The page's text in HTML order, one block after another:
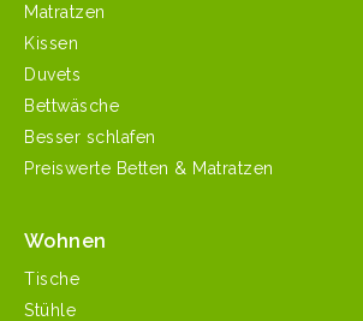
Matratzen
Kissen
Duvets
Bettwäsche
Besser schlafen
Preiswerte Betten & Matratzen
Wohnen
Tische
Stühle